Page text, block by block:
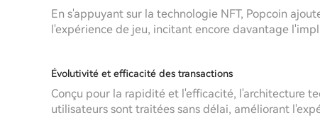
En s'appuyant sur la technologie NFT, Popcoin
l'expérience de jeu, incitant encore davantage
Évolutivité et efficacité des transactions
Conçu pour la rapidité et l'efficacité, l'architecture
utilisateurs sont traitées sans délai, améliorant